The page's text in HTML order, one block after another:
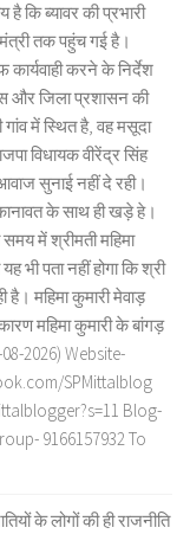
कि ब्यावर की प्रभारी
मंत्री तक पहुंच गई है।
करने के निर्देश
और जिला प्रशासन की
में स्थित है, वह मसूदा
विधायक वीरेंद्र सिंह
सुनाई नहीं दे रही।
के साथ ही खड़े हे।
में श्रीमती महिमा
भी पता नहीं होगा कि श्री
है। महिमा कुमारी मेवाड़
महिमा कुमारी के बांगड़
2026) Website-
SPMittalblog
Blog-
9166157932 To
के लोगों की ही राजनीति